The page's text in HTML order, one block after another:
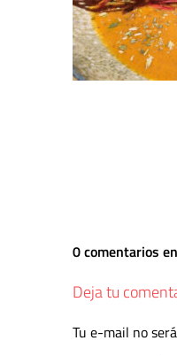
0 comentarios en
Deja tu
Tu e-mail no